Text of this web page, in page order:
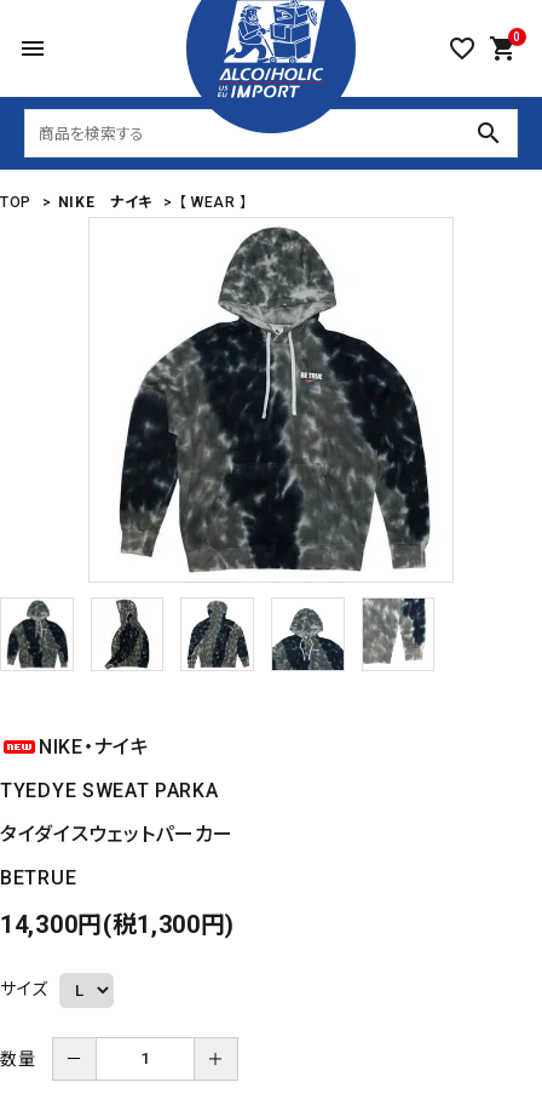
menu favorite_border 0
shopping_cart
search
TOP > NIKE ナイキ > 【 WEAR 】
NIKE・ナイキ
TYEDYE SWEAT PARKA
タイダイスウェットパーカー
BETRUE
14,300円(税1,300円)
サイズ
数量 － ＋